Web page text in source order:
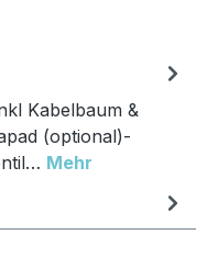
Kabelbaum &
(optional)-
Mehr